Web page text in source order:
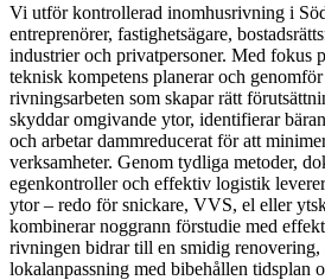
Vi utför kontrollerad inomhusrivning i
entreprenörer, fastighetsägare,
industrier och privatpersoner. Med fokus
teknisk kompetens planerar och
rivningsarbeten som skapar rätt
skyddar omgivande ytor, identifierar
och arbetar dammreducerat för att
verksamheter. Genom tydliga metoder,
egenkontroller och effektiv logistik
ytor – redo för snickare, VVS, el eller
kombinerar noggrann förstudie med
rivningen bidrar till en smidig
lokalanpassning med bibehållen tidsplan